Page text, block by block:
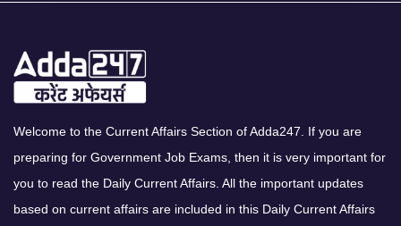
Welcome to the Current Affairs Section of Adda247. If you are
preparing for Government Job Exams, then it is very important for
you to read the Daily Current Affairs. All the important updates
based on current affairs are included in this Daily Current Affairs